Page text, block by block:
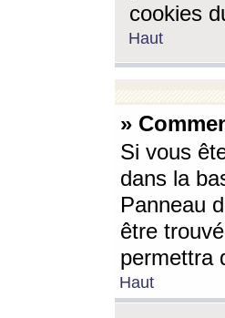
cookies
Haut
»
Si vous
dans la
Panneau
être
permettra
Haut